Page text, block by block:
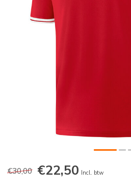
€30,00 €22,50 Incl. btw